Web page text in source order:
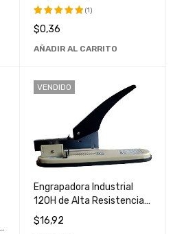
Hojas Pacasa - Ideal para
Valorado
de 5
(1)
$0,36
AÑADIR AL CARRITO
VENDIDO
Engrapadora Industrial
120H de Alta Resistencia
para Uso Profesional
$16,92